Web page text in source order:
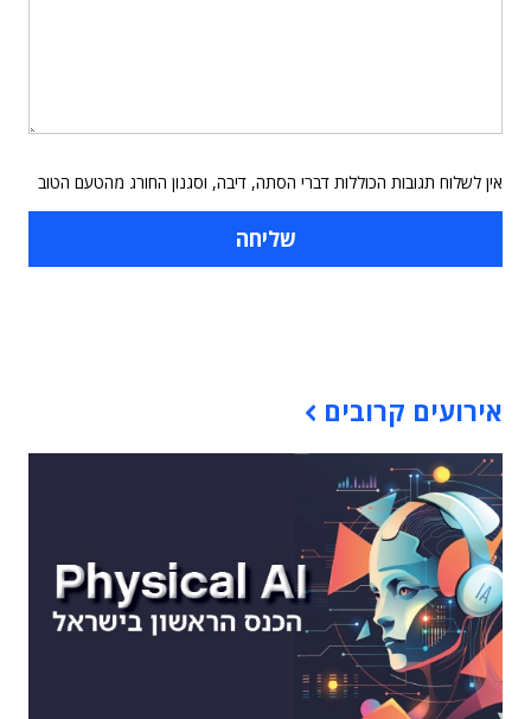
אין לשלוח תגובות הכוללות דברי הסתה, דיבה, וסגנון החורג מהטעם הטוב
אירועים קרובים